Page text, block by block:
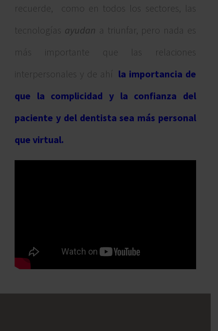
recuerde, como en todos los sectores, las
tecnologías ayudan a triunfar, pero nada es
más importante que las relaciones
interpersonales y de ahí la importancia de
que la complicidad y la confianza del
paciente y del dentista sea más personal
que virtual.